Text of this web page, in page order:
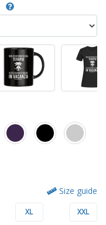
Size guide
XL XXL